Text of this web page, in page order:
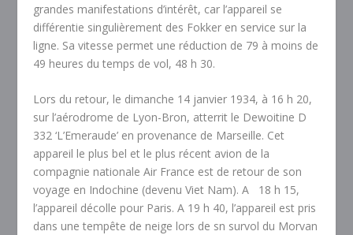
grandes manifestations d’intérêt, car l’appareil se
différentie singulièrement des Fokker en service sur la
ligne. Sa vitesse permet une réduction de 79 à moins de
49 heures du temps de vol, 48 h 30.
Lors du retour, le dimanche 14 janvier 1934, à 16 h 20,
sur l’aérodrome de Lyon-Bron, atterrit le Dewoitine D
332 ‘L’Emeraude’ en provenance de Marseille. Cet
appareil le plus bel et le plus récent avion de la
compagnie nationale Air France est de retour de son
voyage en Indochine (devenu Viet Nam). A
18 h 15,
l’appareil décolle pour Paris. A 19 h 40, l’appareil est pris
dans une tempête de neige lors de sn survol du Morvan